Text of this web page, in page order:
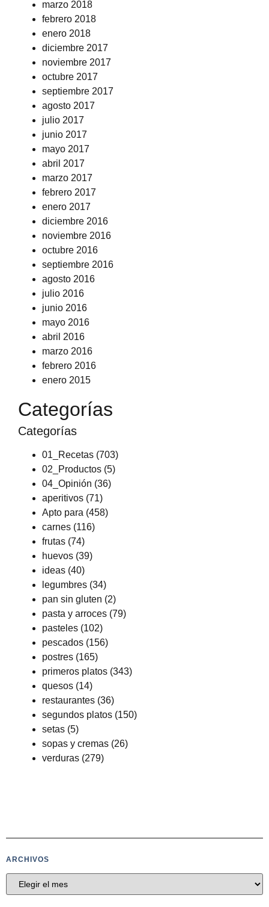
marzo 2018
febrero 2018
enero 2018
diciembre 2017
noviembre 2017
octubre 2017
septiembre 2017
agosto 2017
julio 2017
junio 2017
mayo 2017
abril 2017
marzo 2017
febrero 2017
enero 2017
diciembre 2016
noviembre 2016
octubre 2016
septiembre 2016
agosto 2016
julio 2016
junio 2016
mayo 2016
abril 2016
marzo 2016
febrero 2016
enero 2015
Categorías
Categorías
01_Recetas (703)
02_Productos (5)
04_Opinión (36)
aperitivos (71)
Apto para (458)
carnes (116)
frutas (74)
huevos (39)
ideas (40)
legumbres (34)
pan sin gluten (2)
pasta y arroces (79)
pasteles (102)
pescados (156)
postres (165)
primeros platos (343)
quesos (14)
restaurantes (36)
segundos platos (150)
setas (5)
sopas y cremas (26)
verduras (279)
ARCHIVOS